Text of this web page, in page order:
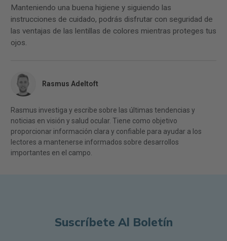
Manteniendo una buena higiene y siguiendo las
instrucciones de cuidado, podrás disfrutar con seguridad de
las ventajas de las lentillas de colores mientras proteges tus
ojos.
Rasmus Adeltoft
Rasmus investiga y escribe sobre las últimas tendencias y
noticias en visión y salud ocular. Tiene como objetivo
proporcionar información clara y confiable para ayudar a los
lectores a mantenerse informados sobre desarrollos
importantes en el campo.
Suscríbete Al Boletín